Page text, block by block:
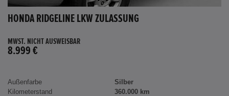
HONDA RIDGELINE LKW ZULASSUNG
MWST. NICHT AUSWEISBAR
8.999 €
Außenfarbe
Silber
Kilometerstand
360.000 km